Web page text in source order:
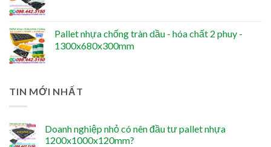
Pallet nhựa chống tràn dầu - hóa chất 2 phuy -
1300x680x300mm
TIN MỚI NHẤT
Doanh nghiệp nhỏ có nên đầu tư pallet nhựa
1200x1000x120mm?